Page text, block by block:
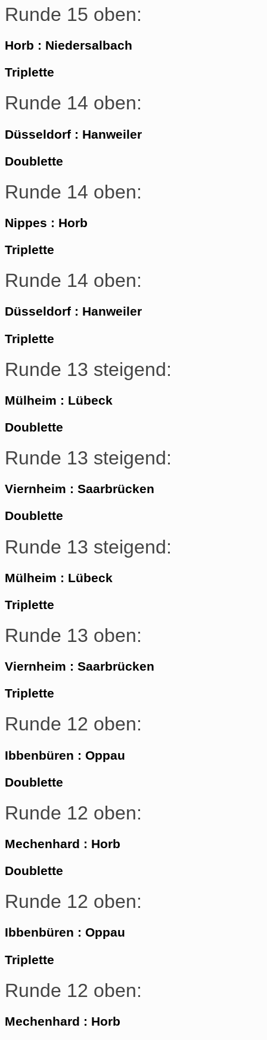
Runde 15 oben:
Horb : Niedersalbach
Triplette
Runde 14 oben:
Düsseldorf : Hanweiler
Doublette
Runde 14 oben:
Nippes : Horb
Triplette
Runde 14 oben:
Düsseldorf : Hanweiler
Triplette
Runde 13 steigend:
Mülheim : Lübeck
Doublette
Runde 13 steigend:
Viernheim : Saarbrücken
Doublette
Runde 13 steigend:
Mülheim : Lübeck
Triplette
Runde 13 oben:
Viernheim : Saarbrücken
Triplette
Runde 12 oben:
Ibbenbüren : Oppau
Doublette
Runde 12 oben:
Mechenhard : Horb
Doublette
Runde 12 oben:
Ibbenbüren : Oppau
Triplette
Runde 12 oben:
Mechenhard : Horb